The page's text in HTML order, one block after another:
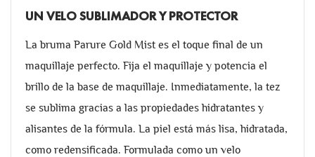
UN VELO SUBLIMADOR Y PROTECTOR
La bruma Parure Gold Mist es el toque final de un
maquillaje perfecto. Fija el maquillaje y potencia el
brillo de la base de maquillaje. Inmediatamente, la tez
se sublima gracias a las propiedades hidratantes y
alisantes de la fórmula. La piel está más lisa, hidratada,
como redensificada. Formulada como un velo